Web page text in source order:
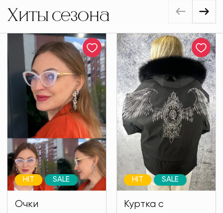
Хиты сезона
Очки
HIT SALE
Куртка с
HIT SALE